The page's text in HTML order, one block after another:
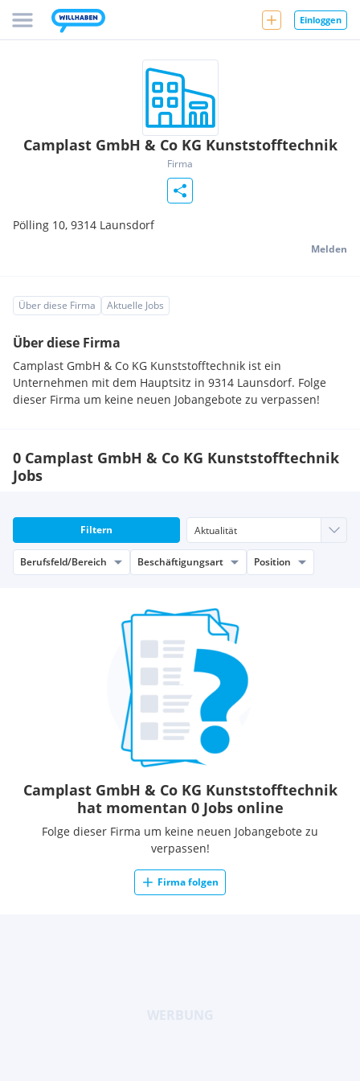
Einloggen
Camplast GmbH & Co KG Kunststofftechnik
Firma
Pölling 10, 9314 Launsdorf
Melden
Über diese Firma Aktuelle Jobs
Über diese Firma
Camplast GmbH & Co KG Kunststofftechnik ist ein
Unternehmen mit dem Hauptsitz in 9314 Launsdorf. Folge
dieser Firma um keine neuen Jobangebote zu verpassen!
0 Camplast GmbH & Co KG Kunststofftechnik
Jobs
Filtern
Berufsfeld/Bereich Beschäftigungsart Position
Camplast GmbH & Co KG Kunststofftechnik
hat momentan 0 Jobs online
Folge dieser Firma um keine neuen Jobangebote zu
verpassen!
Firma folgen